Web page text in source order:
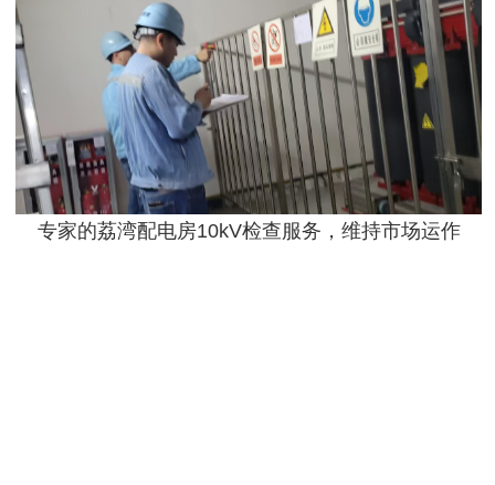
专家的荔湾配电房10kV检查服务，维持市场运作